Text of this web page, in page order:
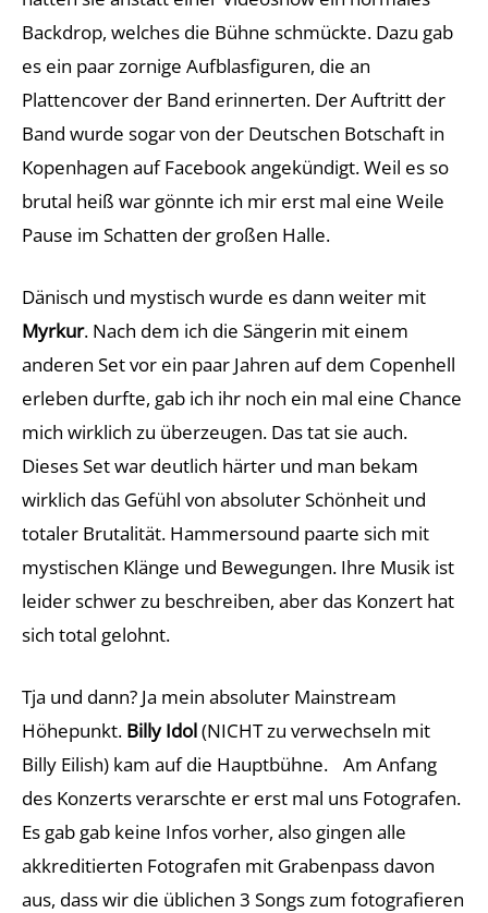
Backdrop, welches die Bühne schmückte. Dazu gab
es ein paar zornige Aufblasfiguren, die an
Plattencover der Band erinnerten. Der Auftritt der
Band wurde sogar von der Deutschen Botschaft in
Kopenhagen auf Facebook angekündigt. Weil es so
brutal heiß war gönnte ich mir erst mal eine Weile
Pause im Schatten der großen Halle.
Dänisch und mystisch wurde es dann weiter mit
Myrkur. Nach dem ich die Sängerin mit einem
anderen Set vor ein paar Jahren auf dem Copenhell
erleben durfte, gab ich ihr noch ein mal eine Chance
mich wirklich zu überzeugen. Das tat sie auch.
Dieses Set war deutlich härter und man bekam
wirklich das Gefühl von absoluter Schönheit und
totaler Brutalität. Hammersound paarte sich mit
mystischen Klänge und Bewegungen. Ihre Musik ist
leider schwer zu beschreiben, aber das Konzert hat
sich total gelohnt.
Tja und dann? Ja mein absoluter Mainstream
Höhepunkt. Billy Idol(NICHT zu verwechseln mit
Billy Eilish) kam auf die Hauptbühne. Am Anfang
des Konzerts verarschte er erst mal uns Fotografen.
Es gab gab keine Infos vorher, also gingen alle
akkreditierten Fotografen mit Grabenpass davon
aus, dass wir die üblichen 3 Songs zum fotografieren